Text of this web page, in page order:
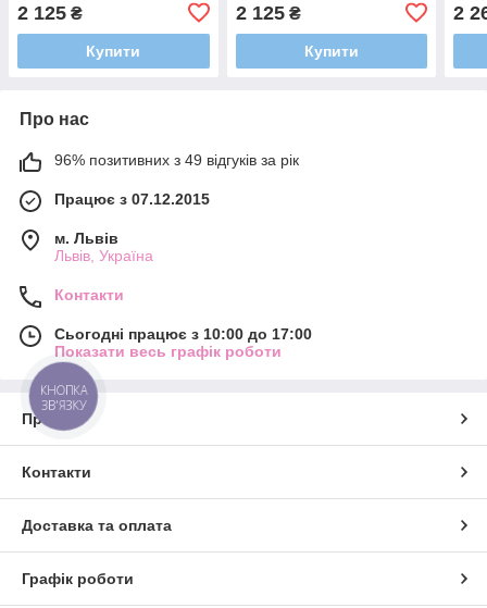
гудзиках
2 125 ₴
Купити
ґудзиках.
2 125₴
Купити
2
Про нас
96% позитивних з 49 відгуків за рік
Працює з 07.12.2015
м. Львів
Львів, Україна
Контакти
Сьогодні працює з 10:00 до 17:00
Показати весь графік роботи
Про нас
Контакти
Доставка та оплата
Графік роботи
КНОПКА
ЗВ'ЯЗКУ